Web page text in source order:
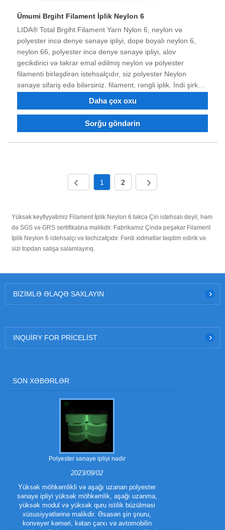
Ümumi Brgiht Filament İplik Neylon 6
LIDA® Total Brgiht Filament Yarn Nylon 6, neylon və
polyester incə denye sənaye ipliyi, dope boyalı neylon 6,
neylon 66, polyester incə denye sənaye ipliyi, alov
gecikdirici və təkrar emal edilmiş neylon və polyester
filamenti birləşdirən istehsalçıdır, siz polyester Neylon
sənaye sifariş edə bilərsiniz. filament, rəngli iplik. İndi şirkət
avadanlığına, sabit məhsul keyfiyyətinə, yaxşı reputasiyaya
gələcəkdə qazan-qazan vəziyyətində sizinlə əməkdaşlıq
Daha çox oxu
Sorğu göndərin
1 2
Yüksək keyfiyyətimiz Filament İplik Neylon 6 təkcə Çin istehsalı deyil, həm
də SGS və GRS sertifikatına malikdir. Fabrikamız Çində peşəkar Filament
İplik Neylon 6 istehsalçı və təchizatçıdır. Fərdi xidmətlər təqdim edirik və
sizi topdan satışa salamlayırıq.
BIZIMLƏ ƏLAQƏ SAXLAYIN
INQUIRY FOR PRICELIST
SON XƏBƏRLƏR
Polyester sənaye ipliyi nədir
2023/09/02
Yüksək möhkəmlikli və aşağı uzanan polyester
sənaye ipliyi yüksək möhkəmlik, aşağı uzanma,
yüksək modul və yüksək quru istilik büzülməsi
xüsusiyyətlərinə malikdir. Əsasən şin şnuru,
konveyer kəməri, kətan çarxı və avtomobilin